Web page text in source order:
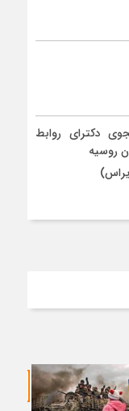
دکترای روابط
روسیه